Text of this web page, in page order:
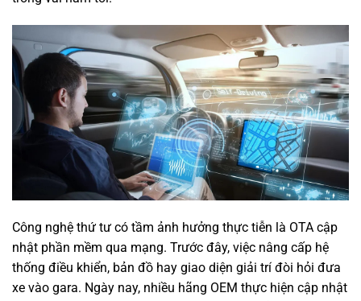
Công nghệ thứ tư có tầm ảnh hưởng thực tiễn là OTA cập
nhật phần mềm qua mạng. Trước đây, việc nâng cấp hệ
thống điều khiển, bản đồ hay giao diện giải trí đòi hỏi đưa
xe vào gara. Ngày nay, nhiều hãng OEM thực hiện cập nhật